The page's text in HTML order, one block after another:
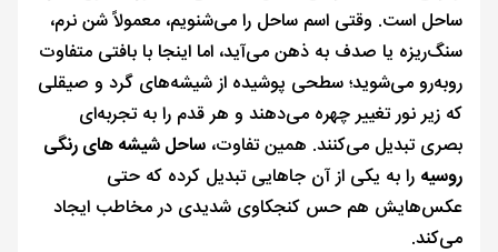
ساحل است. وقتی اسم ساحل را می‌شنویم، معمولاً شن نرم،
سنگ‌ریزه یا صدف به ذهن می‌آید، اما اینجا با بافتی متفاوت
روبه‌رو می‌شوید؛ سطحی پوشیده از شیشه‌های گرد و صیقلی
که زیر نور تغییر چهره می‌دهند و هر قدم را به تجربه‌ای
بصری تبدیل می‌کنند. همین تفاوت، ساحل شیشه های رنگی
روسیه را به یکی از آن جاهایی تبدیل کرده که حتی
عکس‌هایش هم حس کنجکاوی شدیدی در مخاطب ایجاد
می‌کند.